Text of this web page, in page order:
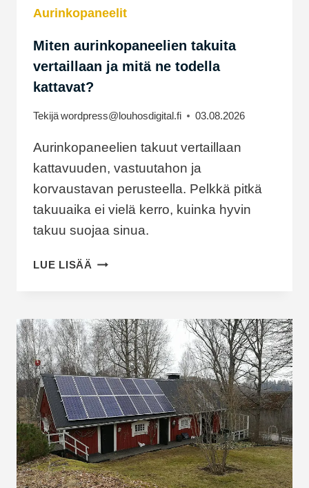
Aurinkopaneelit
Miten aurinkopaneelien takuita
vertaillaan ja mitä ne todella
kattavat?
Tekijäwordpress@louhosdigital.fi 03.08.2026
Aurinkopaneelien takuut vertaillaan
kattavuuden, vastuutahon ja
korvaustavan perusteella. Pelkkä pitkä
takuuaika ei vielä kerro, kuinka hyvin
takuu suojaa sinua.
LUE LISÄÄ MITEN
JA
MITÄ
NE
TODELLA
KATTAVAT?